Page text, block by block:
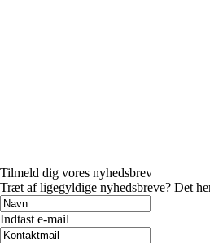
Tilmeld dig vores nyhedsbrev
Træt af ligegyldige nyhedsbreve? Det
Indtast e-mail